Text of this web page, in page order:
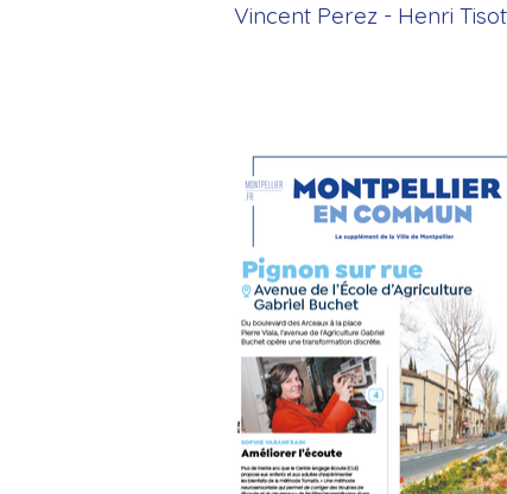
Vincent Perez - Henri